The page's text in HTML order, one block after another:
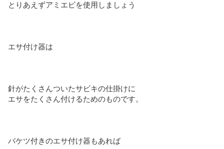
とりあえずアミエビを使用しましょう
エサ付け器は
針がたくさんついたサビキの仕掛けに
エサをたくさん付けるためのものです。
バケツ付きのエサ付け器もあれば